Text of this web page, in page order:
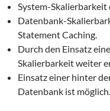
System-
Datenbank-
Statement Caching.
Durch den Einsatz
Skalierbarkeit weiter
Einsatz einer hinter
Datenbank ist möglich.